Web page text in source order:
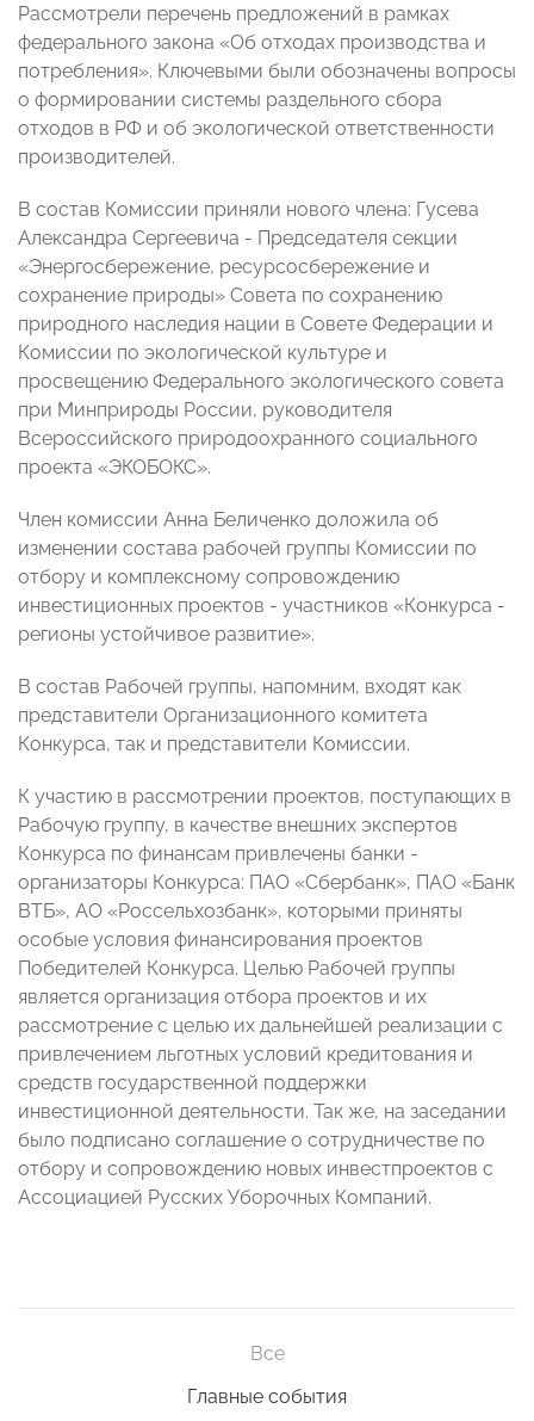
Рассмотрели перечень предложений в рамках
федерального закона «Об отходах производства и
потребления». Ключевыми были обозначены вопросы
о формировании системы раздельного сбора
отходов в РФ и об экологической ответственности
производителей.
В состав Комиссии приняли нового члена: Гусева
Александра Сергеевича - Председателя секции
«Энергосбережение, ресурсосбережение и
сохранение природы» Совета по сохранению
природного наследия нации в Совете Федерации и
Комиссии по экологической культуре и
просвещению Федерального экологического совета
при Минприроды России, руководителя
Всероссийского природоохранного социального
проекта «ЭКОБОКС».
Член комиссии Анна Беличенко доложила об
изменении состава рабочей группы Комиссии по
отбору и комплексному сопровождению
инвестиционных проектов - участников «Конкурса -
регионы устойчивое развитие».
В состав Рабочей группы, напомним, входят как
представители Организационного комитета
Конкурса, так и представители Комиссии.
К участию в рассмотрении проектов, поступающих в
Рабочую группу, в качестве внешних экспертов
Конкурса по финансам привлечены банки -
организаторы Конкурса: ПАО «Сбербанк», ПАО «Банк
ВТБ», АО «Россельхозбанк», которыми приняты
особые условия финансирования проектов
Победителей Конкурса. Целью Рабочей группы
является организация отбора проектов и их
рассмотрение с целью их дальнейшей реализации с
привлечением льготных условий кредитования и
средств государственной поддержки
инвестиционной деятельности. Так же, на заседании
было подписано соглашение о сотрудничестве по
отбору и сопровождению новых инвестпроектов с
Ассоциацией Русских Уборочных Компаний.
Все
Главные события